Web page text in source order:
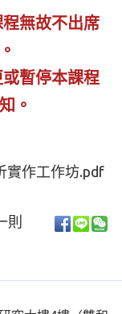
無故不出席
暫停本課程
。
實作工作坊.pdf
則